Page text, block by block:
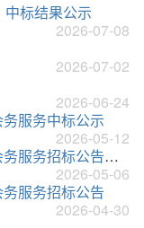
标结果公示
2026-07-08
2026-07-02
2026-06-24
服务中标公示
2026-05-12
2026空间科学与技术国际学术研讨会会务服务招标公告（第二次）
2026-05-06
服务招标公告
2026-04-30